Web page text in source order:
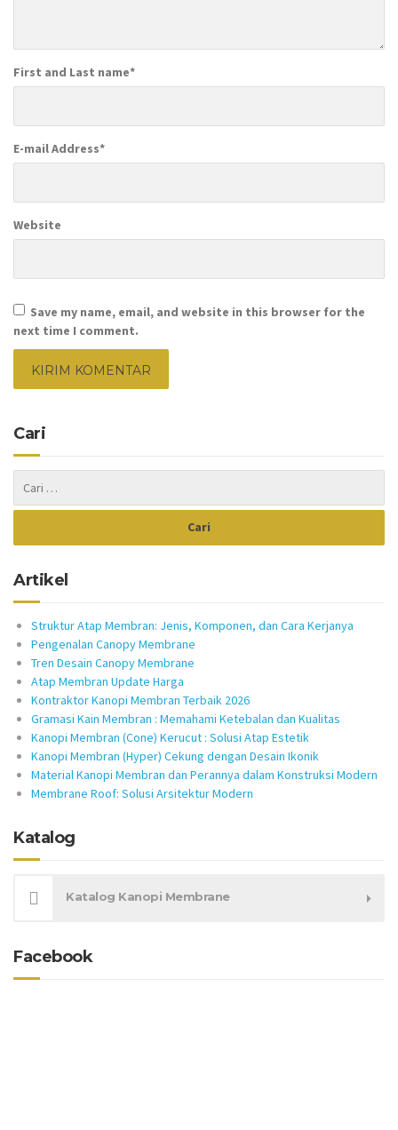
First and Last name*
E-mail Address*
Website
Save my name, email, and website in this browser for the
next time I comment.
Cari
Artikel
Struktur Atap Membran: Jenis, Komponen, dan Cara Kerjanya
Pengenalan Canopy Membrane
Tren Desain Canopy Membrane
Atap Membran Update Harga
Kontraktor Kanopi Membran Terbaik 2026
Gramasi Kain Membran : Memahami Ketebalan dan Kualitas
Kanopi Membran (Cone) Kerucut : Solusi Atap Estetik
Kanopi Membran (Hyper) Cekung dengan Desain Ikonik
Material Kanopi Membran dan Perannya dalam Konstruksi Modern
Membrane Roof: Solusi Arsitektur Modern
Katalog
Katalog Kanopi Membrane
Facebook